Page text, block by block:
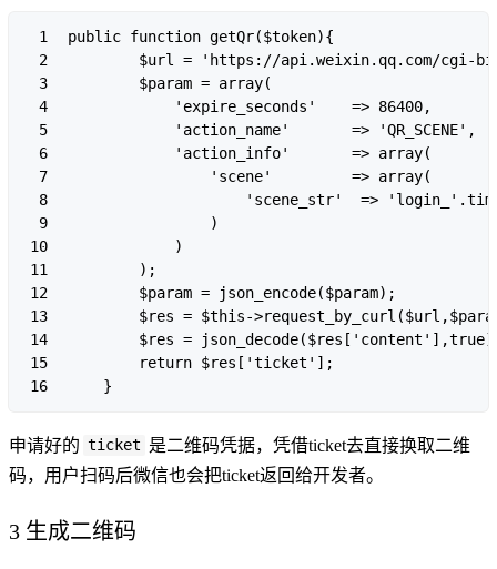
1
2
3
4
5
6
7
8
9
10
11
12
13
14
15
16
public function getQr($token){
$url = 'https://api.weixin.qq.com/cgi-
        $param = array(
            'expire_seconds'    => 86400,
            'action_name'       => 'QR_SCENE',
            'action_info'       => array(
                'scene'         => array(
'scene_str'  =>
                )
            )
        );
        $param = json_encode($param);
$res = $this-
$res =
        return $res['ticket'];
申请好的 ticket 是二维码凭据，凭借ticket去直接换取二维
码，用户扫码后微信也会把ticket返回给开发者。
3 生成二维码